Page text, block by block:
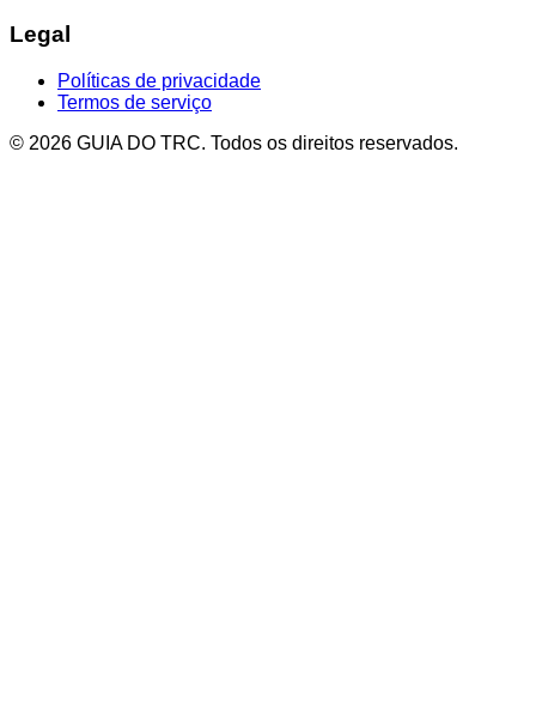
Legal
Políticas de privacidade
Termos de serviço
© 2026 GUIA DO TRC. Todos os direitos reservados.